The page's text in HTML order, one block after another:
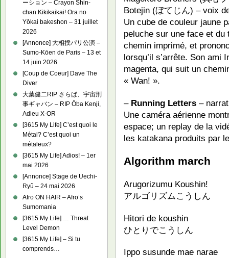
Botejin (ぼてじん) – voix
Un cube de couleur jaune
peluche sur une face et du
chemin imprimé, et
lorsqu’il s’arrête. Son
magenta, qui suit un
« Wan! ».
– Running Letters –
Une caméra aérienne
espace; un replay de la
les katakana produits par
Algorithm march
Arugorizumu Koushin!
アルゴリズムこうしん
Hitori de koushin
ひとりでこうしん
Ippo susunde mae narae
ーション – Crayon Shin-
chan Kikikaikai! Ora no
Yōkai bakeshon – 31 juillet
2026
[Annonce] 大相撲パリ公演 –
Sumo-Kōen de Paris – 13 et
14 juin 2026
[Coup de Coeur] Dave The
Diver
大葉健二RIP さらば、宇宙刑
事ギャバン – RIP Ōba Kenji,
Adieu X-OR
[3615 My Life] C’est quoi le
Métal? C’est quoi un
métaleux?
[3615 My Life] Adios! – 1er
mai 2026
[Annonce] Stage de Uechi-
Ryû – 24 mai 2026
Afro ON HAIR – Afro’s
Sumomania
[3615 My Life] … Threat
Level Demon
[3615 My Life] – Si tu
comprends…